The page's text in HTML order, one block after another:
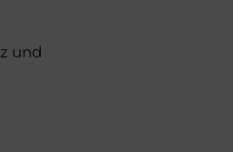
und